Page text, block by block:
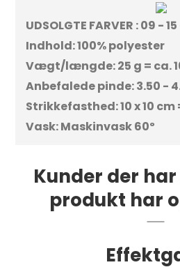
UDSOLGTE FARVER : 09 -
Indhold: 100% polyester
Vægt/længde: 25 g = ca.
Anbefalede pinde: 3.50 -
Strikkefasthed: 10 x 10 cm
Vask: Maskinvask 60º
Kunder der
produkt har